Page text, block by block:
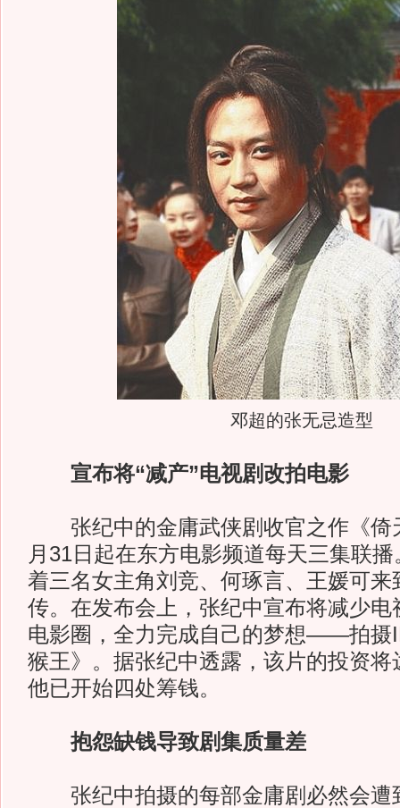
邓超的张无忌造型
宣布将“减产”电视剧改拍电影
张纪中的金庸武侠剧收官之作《倚
月31日起在东方电影频道每天三集联
着三名女主角刘竞、何琢言、王媛可来
传。在发布会上，张纪中宣布将减少电
电影圈，全力完成自己的梦想——拍摄
猴王》。据张纪中透露，该片的投资将
他已开始四处筹钱。
抱怨缺钱导致剧集质量差
张纪中拍摄的每部金庸剧必然会遭